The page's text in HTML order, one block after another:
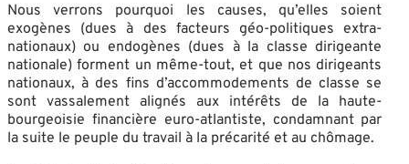
Nous verrons pourquoi les causes, qu’elles soient
exogènes (dues à des facteurs géo-politiques extra-
nationaux) ou endogènes (dues à la classe dirigeante
nationale) forment un même-tout, et que nos dirigeants
nationaux, à des fins d’accommodements de classe se
sont vassalement alignés aux intérêts de la haute-
bourgeoisie financière euro-atlantiste, condamnant par
la suite le peuple du travail à la précarité et au chômage.